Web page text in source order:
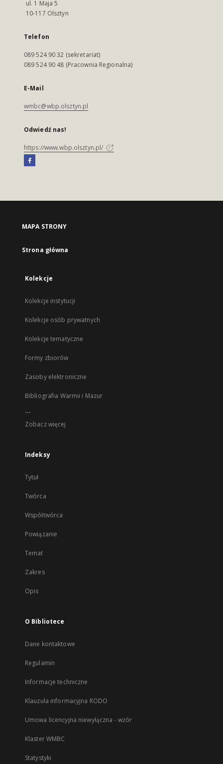
ul. 1 Maja 5
10-117 Olsztyn
Telefon
089 524 90 32 (sekretariat)
089 524 90 48 (Pracownia Regionalna)
E-Mail
wmbc@wbp.olsztyn.pl
Odwiedź nas!
https://www.wbp.olsztyn.pl/
MAPA STRONY
Strona główna
Kolekcje
Kolekcje instytucji
Kolekcje osób prywatnych
Kolekcje tematyczne
Formy zbiorów
Zasoby elektroniczne
Bibliografia Warmii i Mazur
...
Zobacz więcej
Indeksy
Tytuł
Twórca
Współtwórca
Powiązanie
Temat
Zakres
Opis
O Bibliotece
Dane kontaktowe
Regulamin
Informacje techniczne
Klauzula informacyjna RODO
Umowa licencyjna niewyłączna - wzór
Klaster WMBC
Statystyki